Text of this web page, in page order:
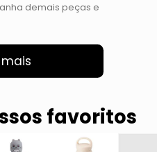
demais peças e
favoritos